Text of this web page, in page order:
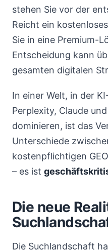
stehen Sie vor der
Reicht ein
Sie in eine Premium-
Entscheidung kann
gesamten digitalen
In einer Welt, in der
Perplexity, Claude
dominieren, ist das
Unterschiede
kostenpflichtigen
– es ist
Die neue
Die Suchlandschaft